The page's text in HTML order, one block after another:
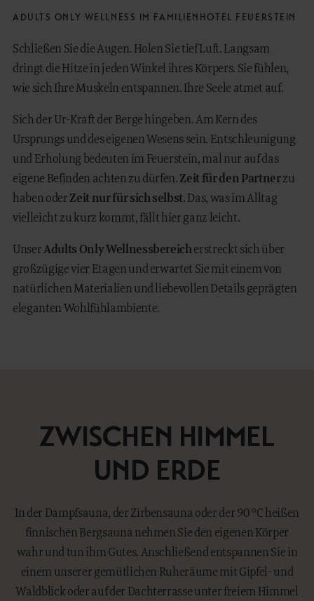
ADULTS ONLY WELLNESS IM FAMILIENHOTEL FEUERSTEIN
Schließen Sie die Augen. Holen Sie tief Luft. Langsam
dringt die Hitze in jeden Winkel ihres Körpers. Sie fühlen,
wie sich Ihre Muskeln entspannen. Ihre Seele atmet auf.
Sich der Ur-Kraft der Berge hingeben. Am Kern des
Ursprungs und des eigenen Wesens sein. Entschleunigung
und Erholung bedeuten im Feuerstein, mal nur auf das
eigene Befinden achten zu dürfen. Zeit für den Partnerzu
haben oder Zeit nur für sich selbst. Das, was im Alltag
vielleicht zu kurz kommt, fällt hier ganz leicht.
UnserAdults Only Wellnessbereicherstreckt sich über
großzügige vier Etagen und erwartet Sie mit einem von
natürlichen Materialien und liebevollen Details geprägten
eleganten Wohlfühlambiente.
ZWISCHEN HIMMEL
UND ERDE
In der Dampfsauna, der Zirbensauna oder der 90 °C heißen
finnischen Bergsauna nehmen Sie den eigenen Körper
wahr und tun ihm Gutes. Anschließend entspannen Sie in
einem unserer gemütlichen Ruheräume mit Gipfel- und
Waldblick oder auf der Dachterrasse unter freiem Himmel